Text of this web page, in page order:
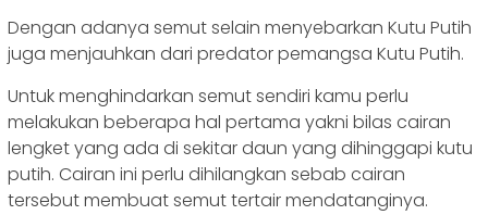
Dengan adanya semut selain menyebarkan Kutu Putih
juga menjauhkan dari predator pemangsa Kutu Putih.
Untuk menghindarkan semut sendiri kamu perlu
melakukan beberapa hal pertama yakni bilas cairan
lengket yang ada di sekitar daun yang dihinggapi kutu
putih. Cairan ini perlu dihilangkan sebab cairan
tersebut membuat semut tertair mendatanginya.